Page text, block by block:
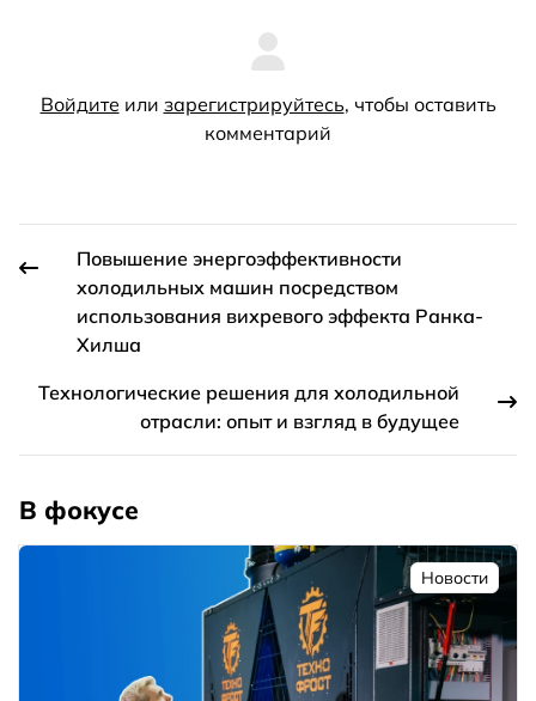
Войдите или зарегистрируйтесь, чтобы оставить
комментарий
Повышение энергоэффективности
холодильных машин посредством
использования вихревого эффекта Ранка-
Хилша
Технологические решения для холодильной
отрасли: опыт и взгляд в будущее
В фокусе
Новости